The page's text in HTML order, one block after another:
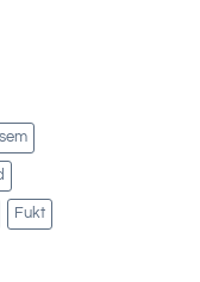
Fukt